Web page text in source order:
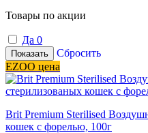
Товары по акции
Да 0
Показать
Сбросить
EZOO цена
Brit Premium Sterilised
кошек с форелью, 100г